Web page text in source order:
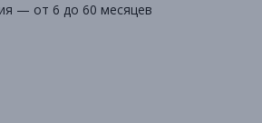
— от 6 до 60 месяцев